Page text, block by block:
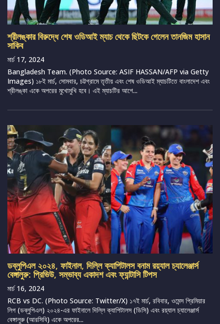
শ্রীলঙ্কার বিরুদ্ধে শেষ ওডিআই ম্যাচ থেকে ছিটকে গেলেন তানজিম হাসান
সাকিব
মার্চ 17, 2024
Bangladesh Team. (Photo Source: ASIF HASSAN/AFP via Getty
Images) ১৮ই মার্চ, সোমবার, চট্টগ্রামে তৃতীয় এবং শেষ ওডিআই ম্যাচটিতে বাংলাদেশ এবং
শ্রীলঙ্কা একে অপরের মুখোমুখি হবে। এই ম্যাচটির আগে...
ডব্লুপিএল ২০২৪, ফাইনাল, দিল্লি ক্যাপিটালস বনাম রয়্যাল চ্যালেঞ্জার্স
বেঙ্গালুরু: প্রিভিউ, সম্ভাব্য একাদশ এবং ফ্যান্টাসি টিপস
মার্চ 16, 2024
RCB vs DC. (Photo Source: Twitter/X) ১৭ই মার্চ, রবিবার, ওমেন্স প্রিমিয়ার
লিগ (ডব্লুপিএল) ২০২৪-এর ফাইনালে দিল্লি ক্যাপিটালস (ডিসি) এবং রয়্যাল চ্যালেঞ্জার্স
বেঙ্গালুরু (আরসিবি) একে অপরের...